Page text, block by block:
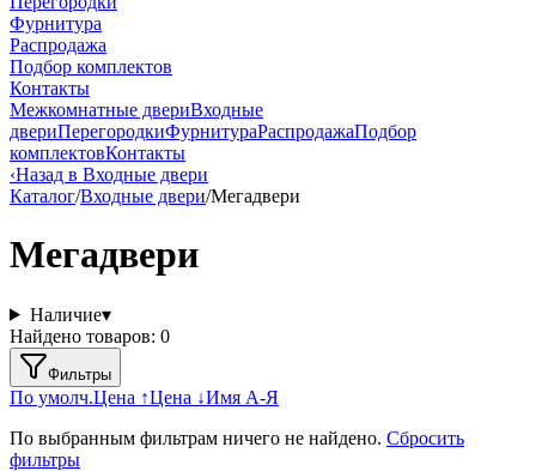
Фурнитура
Распродажа
Подбор комплектов
Контакты
Межкомнатные двериВходные
двериПерегородкиФурнитураРаспродажаПодбор
комплектовКонтакты
‹Назад в Входные двери
Каталог/Входные двери/Мегадвери
Мегадвери
Наличие▾
Найдено товаров: 0
Фильтры
По умолч.Цена ↑Цена ↓Имя А-Я
По выбранным фильтрам ничего не найдено. Сбросить
фильтры